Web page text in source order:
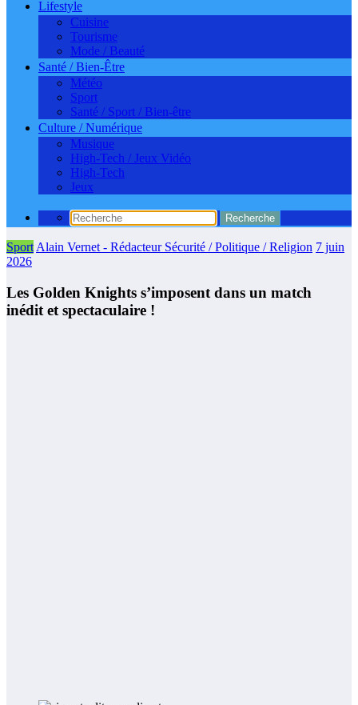
Lifestyle
Cuisine
Tourisme
Mode / Beauté
Santé / Bien-Être
Météo
Sport
Santé / Sport / Bien-être
Culture / Numérique
Musique
High-Tech / Jeux Vidéo
High-Tech
Jeux
Sport Alain Vernet - Rédacteur Sécurité / Politique / Religion 7 juin
2026
Les Golden Knights s’imposent dans un match
inédit et spectaculaire !